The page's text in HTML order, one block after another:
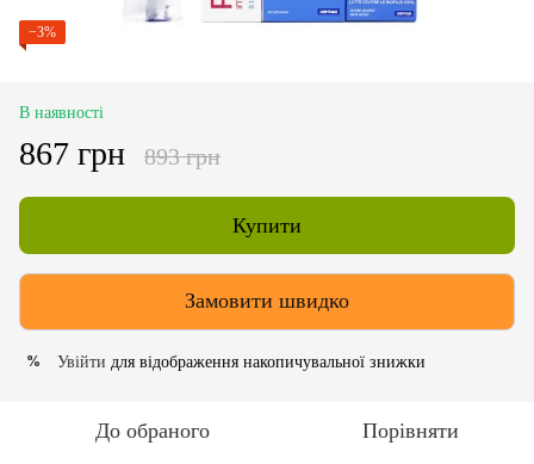
−3%
В наявності
867 грн 893 грн
Купити
Замовити швидко
% Увійти для відображення накопичувальної знижки
До обраного Порівняти